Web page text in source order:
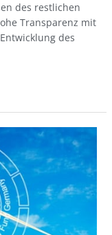
des restlichen
Transparenz mit
des